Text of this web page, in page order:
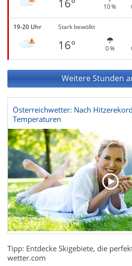
16° 10 %
19-20 Uhr Stark bewölkt
16° 0 %
Weitere Stunden
Österreichwetter: Nach
Temperaturen
Tipp: Entdecke Skigebiete, die
wetter.com